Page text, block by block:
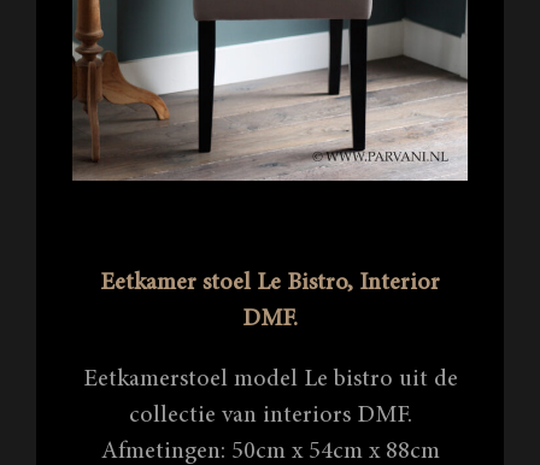
Eetkamer stoel Le Bistro, Interior
DMF.
Eetkamerstoel model Le bistro uit de
collectie van interiors DMF.
Afmetingen: 50cm x 54cm x 88cm